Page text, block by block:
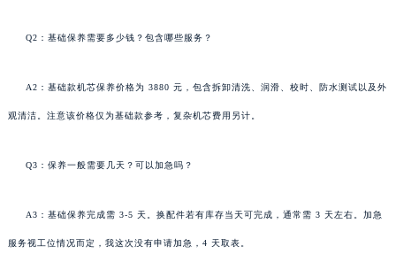
Q2：基础保养需要多少钱？包含哪些服务？
A2：基础款机芯保养价格为 3880 元，包含拆卸清洗、润滑、校时、防水测试以及外
观清洁。注意该价格仅为基础款参考，复杂机芯费用另计。
Q3：保养一般需要几天？可以加急吗？
A3：基础保养完成需 3-5 天。换配件若有库存当天可完成，通常需 3 天左右。加急
服务视工位情况而定，我这次没有申请加急，4 天取表。